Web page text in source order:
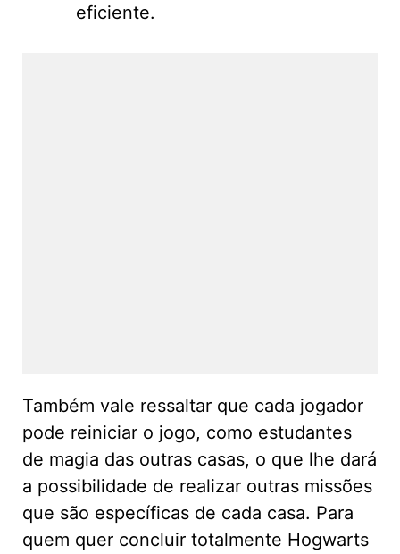
eficiente.
Também vale ressaltar que cada jogador
pode reiniciar o jogo, como estudantes
de magia das outras casas, o que lhe dará
a possibilidade de realizar outras missões
que são específicas de cada casa. Para
quem quer concluir totalmente Hogwarts